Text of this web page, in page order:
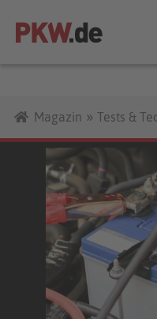
Inhalt
Magazin » Tests &